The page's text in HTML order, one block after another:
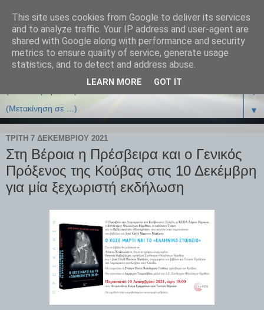
▼
▼
ΤΡΊΤΗ 7 ΔΕΚΕΜΒΡΊΟΥ 2021
Στη Βέροια η Πρέσβειρα και ο Γενικός
Πρόξενος της Κούβας στις 10 Δεκέμβρη
για μία ξεχωριστή εκδήλωση
This site uses cookies from Google to deliver its services
and to analyze traffic. Your IP address and user-agent are
shared with Google along with performance and security
metrics to ensure quality of service, generate usage
statistics, and to detect and address abuse.
LEARN MORE GOT IT